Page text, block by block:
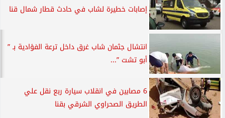
إصابات خطيرة لشاب في حادث قطار شمال قنا
انتشال جثمان شاب غرق داخل ترعة الفؤادية بـ ”
أبو تشت ”...
6 مصابين في انقلاب سيارة ربع نقل علي
الطريق الصحراوي الشرقي بقنا